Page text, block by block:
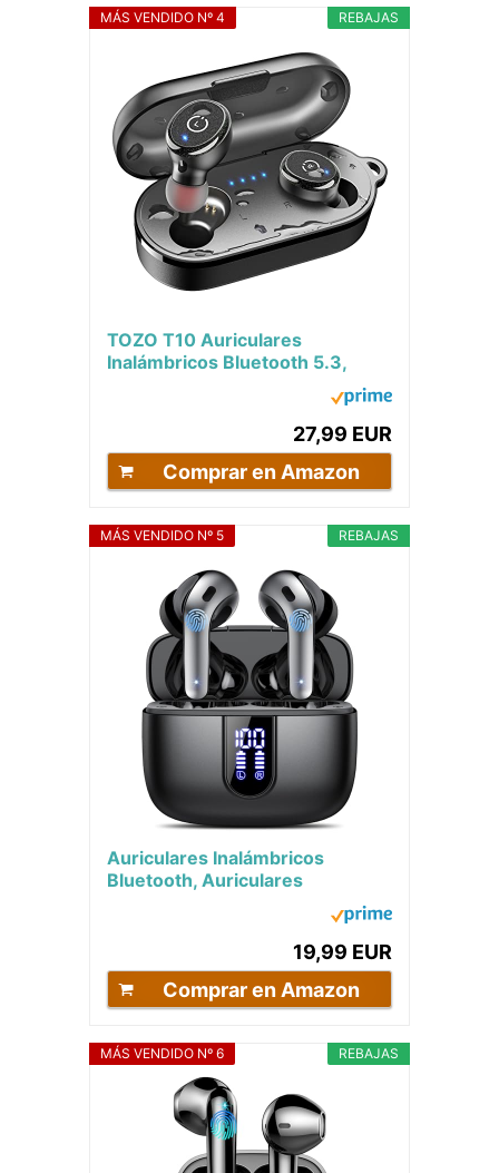
REBAJAS
MÁS VENDIDO Nº 4
TOZO T10 Auriculares
Inalámbricos Bluetooth 5.3,
Cascos Inalambricos Bluetooth
27,99 EUR
Comprar en Amazon
REBAJAS
MÁS VENDIDO Nº 5
Auriculares Inalámbricos
Bluetooth, Auriculares
Reducción de Ruido ENC,...
19,99 EUR
Comprar en Amazon
REBAJAS
MÁS VENDIDO Nº 6